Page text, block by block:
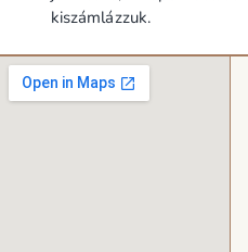
kiszámlázzuk.